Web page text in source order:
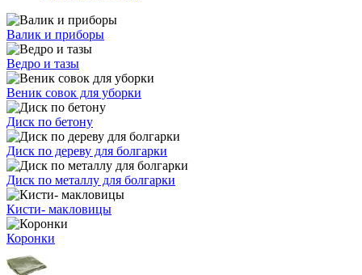
Валик и приборы
Ведро и тазы
Веник совок для уборки
Диск по бетону
Диск по дереву для болгарки
Диск по металлу для болгарки
Кисти- макловицы
Коронки